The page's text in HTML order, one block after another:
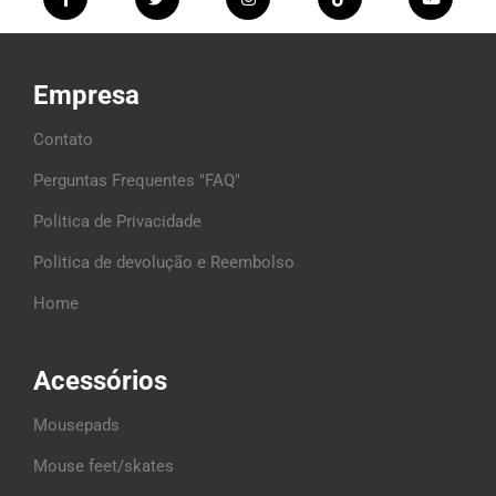
Acessórios
Mousepads
Mouse feet/skates
Empresa
Contato
Perguntas Frequentes "FAQ"
Politica de Privacidade
Politica de devolução e Reembolso
Home